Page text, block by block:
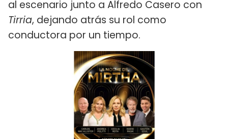
al escenario junto a Alfredo Casero con
Tirria, dejando atrás su rol como
conductora por un tiempo.